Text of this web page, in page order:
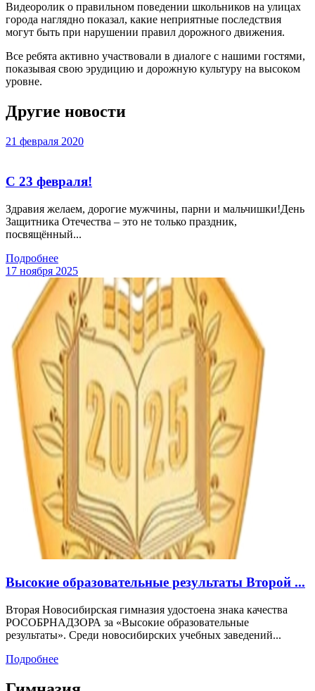
Видеоролик о правильном поведении школьников на улицах
города наглядно показал, какие неприятные последствия
могут быть при нарушении правил дорожного движения.
Все ребята активно участвовали в диалоге с нашими гостями,
показывая свою эрудицию и дорожную культуру на высоком
уровне.
Другие новости
21 февраля 2020
С 23 февраля!
Здравия желаем, дорогие мужчины, парни и мальчишки!День
Защитника Отечества – это не только праздник,
посвящённый...
Подробнее
17 ноября 2025
Высокие образовательные результаты Второй ...
Вторая Новосибирская гимназия удостоена знака качества
РОСОБРНАДЗОРА за «Высокие образовательные
результаты». Среди новосибирских учебных заведений...
Подробнее